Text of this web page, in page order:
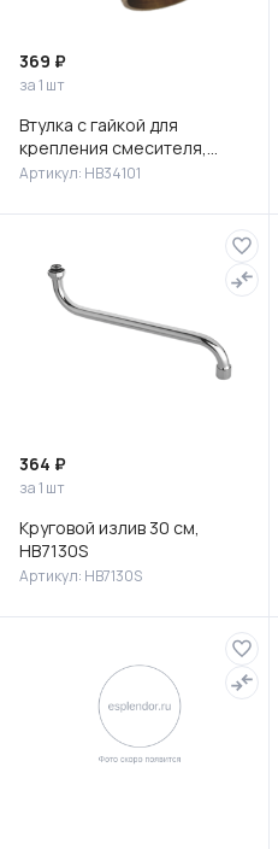
369 ₽
за 1 шт
Втулка с гайкой для
крепления смесителя,
HB34101
Артикул: HB34101
364 ₽
за 1 шт
Круговой излив 30 см,
HB7130S
Артикул: HB7130S